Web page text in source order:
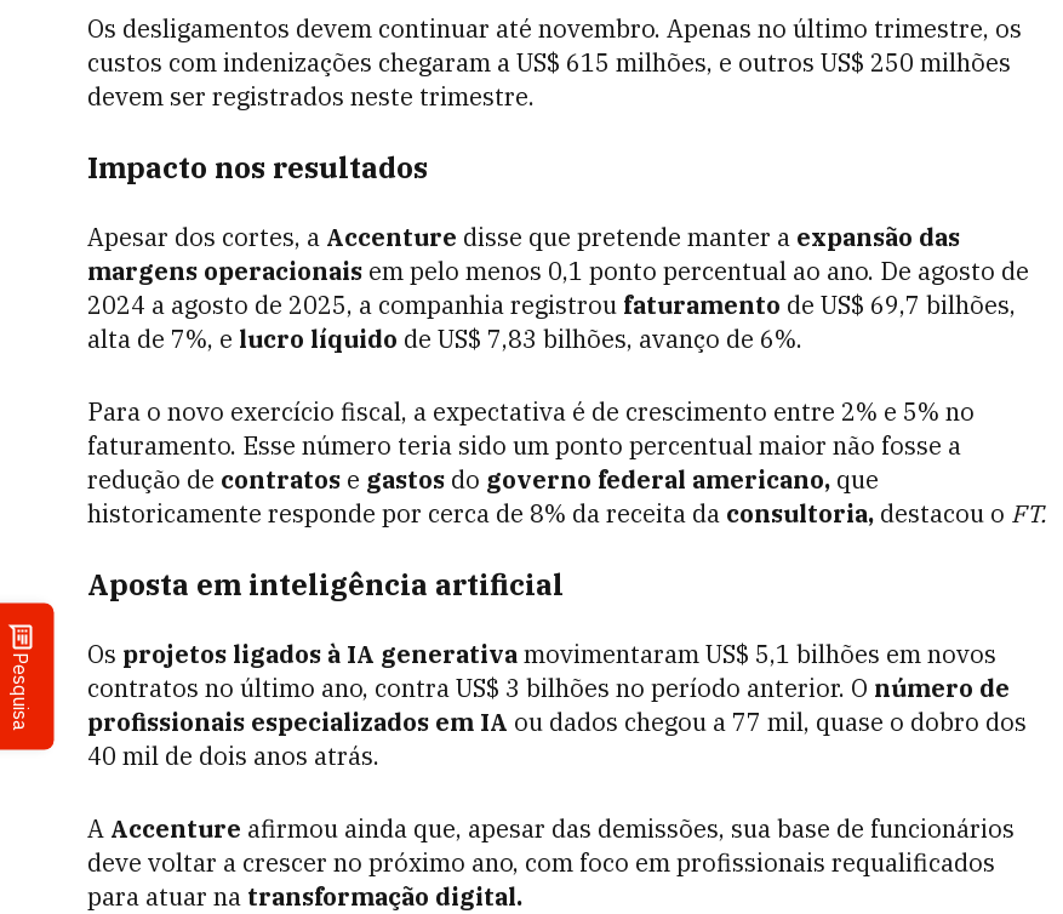
Pesquisa
Os desligamentos devem continuar até novembro. Apenas no último trimestre, os
custos com indenizações chegaram a US$ 615 milhões, e outros US$ 250 milhões
devem ser registrados neste trimestre.
Impacto nos resultados
Apesar dos cortes, a Accenture disse que pretende manter a expansão das
margens operacionais em pelo menos 0,1 ponto percentual ao ano. De agosto de
2024 a agosto de 2025, a companhia registrou faturamento de US$ 69,7 bilhões,
alta de 7%, e lucro líquido de US$ 7,83 bilhões, avanço de 6%.
Para o novo exercício fiscal, a expectativa é de crescimento entre 2% e 5% no
faturamento. Esse número teria sido um ponto percentual maior não fosse a
redução de contratos e gastos do governo federal americano, que
historicamente responde por cerca de 8% da receita da consultoria, destacou o FT.
Aposta em inteligência artificial
Os projetos ligados à IA generativamovimentaram US$ 5,1 bilhões em novos
contratos no último ano, contra US$ 3 bilhões no período anterior. O número de
profissionais especializados em IA ou dados chegou a 77 mil, quase o dobro dos
40 mil de dois anos atrás.
A Accenture afirmou ainda que, apesar das demissões, sua base de funcionários
deve voltar a crescer no próximo ano, com foco em profissionais requalificados
para atuar na transformação digital.